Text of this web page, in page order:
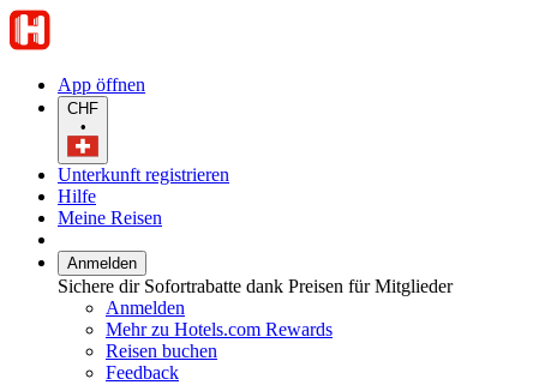
App öffnen
CHF
•
Unterkunft registrieren
Hilfe
Meine Reisen
Anmelden
Sichere dir Sofortrabatte dank Preisen für Mitglieder
Anmelden
Mehr zu Hotels.com Rewards
Reisen buchen
Feedback